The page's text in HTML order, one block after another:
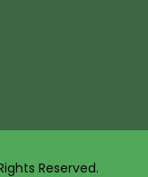
Reserved.